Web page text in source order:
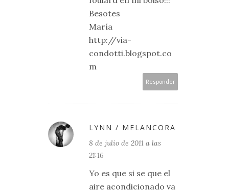
Besotes
María
http://via-
condotti.blogspot.co
m
Responder
LYNN / MELANCORA
8 de julio de 2011 a las
21:16
Yo es que si se que el
aire acondicionado va